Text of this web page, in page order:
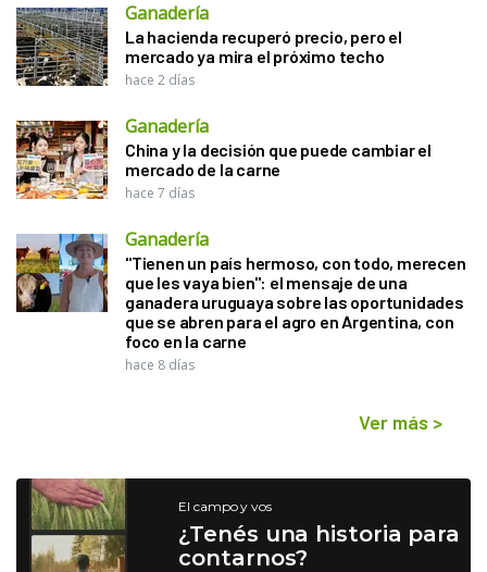
Ganadería
La hacienda recuperó precio, pero el
mercado ya mira el próximo techo
hace 2 días
Ganadería
China y la decisión que puede cambiar el
mercado de la carne
hace 7 días
Ganadería
"Tienen un país hermoso, con todo, merecen
que les vaya bien": el mensaje de una
ganadera uruguaya sobre las oportunidades
que se abren para el agro en Argentina, con
foco en la carne
hace 8 días
Ver más >
El campo y vos
¿Tenés una historia para
contarnos?